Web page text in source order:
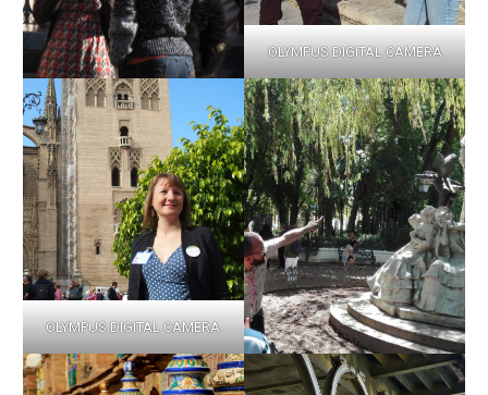
OLYMPUS DIGITAL CAMERA
OLYMPUS DIGITAL CAMERA